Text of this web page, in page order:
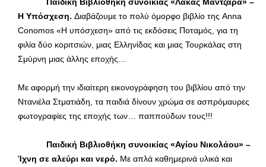
Η Υπόσχεση. Διαβάζουμε το πολύ όμορφο βιβλίο της Anna
Conomos «Η υπόσχεση» από τις εκδόσεις Ποταμός, για τη
φιλία δύο κοριτσιών, μιας Ελληνίδας και μιας Τουρκάλας στη
Σμύρνη μιας άλλης εποχής…
Με αφορμή την ιδιαίτερη εικονογράφηση του βιβλίου από την
Ντανιέλα Στματιάδη, τα παιδιά δίνουν χρώμα σε ασπρόμαυρες
φωτογραφίες της εποχής των… παππούδων τους!!!
Παιδική Βιβλιοθήκη συνοικίας «Αγίου Νικολάου» –
Ίχνη σε αλεύρι και νερό. Με απλά καθημερινά υλικά και